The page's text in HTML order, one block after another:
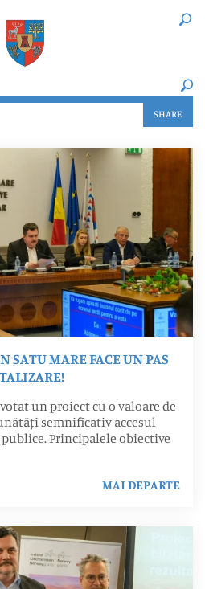
×
SHARE
SATU MARE FACE UN PAS
un proiect cu o valoare de
semnificativ accesul
Principalele obiective
MAI DEPARTE